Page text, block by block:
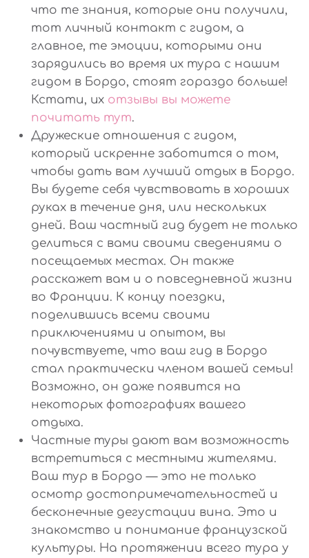
что те знания, которые они получили,
тот личный контакт с гидом, а
главное, те эмоции, которыми они
зарядились во время их тура с нашим
гидом в Бордо, стоят гораздо больше!
Кстати, их отзывы вы можете
почитать тут.
Дружеские отношения с гидом,
который искренне заботится о том,
чтобы дать вам лучший отдых в Бордо.
Вы будете себя чувствовать в хороших
руках в течение дня, или нескольких
дней. Ваш частный гид будет не только
делиться с вами своими сведениями о
посещаемых местах. Он также
расскажет вам и о повседневной жизни
во Франции. К концу поездки,
поделившись всеми своими
приключениями и опытом, вы
почувствуете, что ваш гид в Бордо
стал практически членом вашей семьи!
Возможно, он даже появится на
некоторых фотографиях вашего
отдыха.
Частные туры дают вам возможность
встретиться с местными жителями.
Ваш тур в Бордо — это не только
осмотр достопримечательностей и
бесконечные дегустации вина. Это и
знакомство и понимание французской
культуры. На протяжении всего тура у